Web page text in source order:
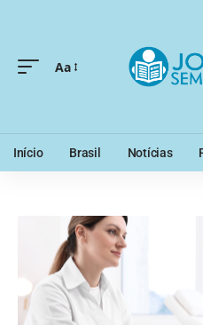
Aa
Início Brasil Notícias